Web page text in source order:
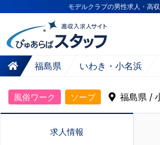
モデルクラブの男性求人・高
福島県 いわき・小名浜
風俗ワーク ソープ 福島県 /
求人情報